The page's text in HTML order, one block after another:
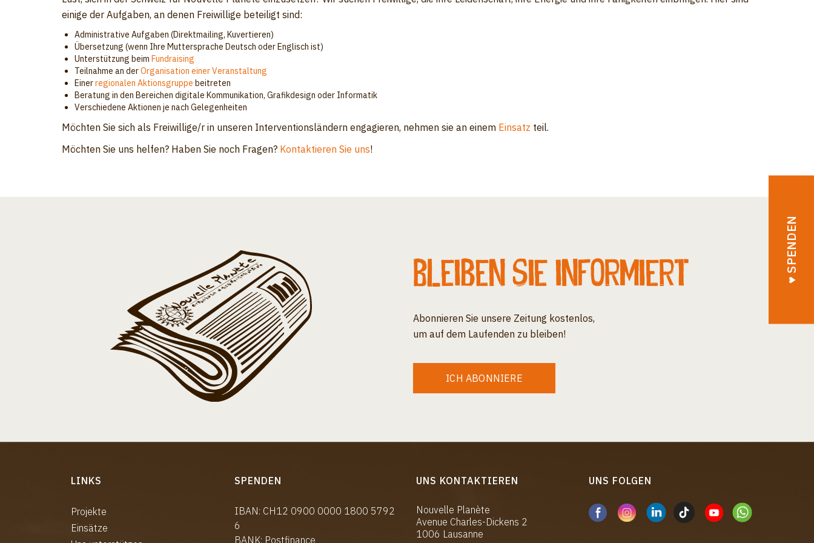
♥︎ SPENDEN
einige der Aufgaben, an denen Freiwillige beteiligt sind:
Administrative Aufgaben (Direktmailing, Kuvertieren)
Übersetzung (wenn Ihre Muttersprache Deutsch oder Englisch ist)
Unterstützung beim Fundraising
Teilnahme an derOrganisation einer Veranstaltung
Einerregionalen Aktionsgruppe beitreten
Beratung in den Bereichen digitale Kommunikation, Grafikdesign oder Informatik
Verschiedene Aktionen je nach Gelegenheiten
Möchten Sie sich als Freiwillige/r in unseren Interventionsländern engagieren, nehmen sie an einem Einsatz teil.
Möchten Sie uns helfen? Haben Sie noch Fragen? Kontaktieren Sie uns!
Bleiben Sie informiert
Abonnieren Sie unsere Zeitung kostenlos,
um auf dem Laufenden zu bleiben!
ICH ABONNIERE
LINKS
Projekte
Einsätze
SPENDEN
IBAN: CH12 0900 0000 1800 5792
6
BANK: Postfinance
UNS KONTAKTIEREN
Nouvelle Planète
Avenue Charles-Dickens 2
1006 Lausanne
UNS FOLGEN